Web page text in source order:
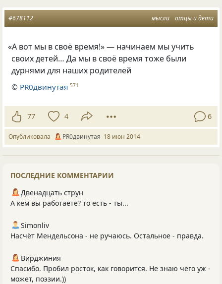
мысли отцы и дети
#678112
«А вот мы в своё время!» — начинаем мы учить
своих детей… Да мы в своё время тоже были
дурнями для наших родителей
© PR0двинутая 571
77 4 6
Опубликовала PR0двинутая 18 июн 2014
ПОСЛЕДНИЕ КОММЕНТАРИИ
Двенадцать струн
А кем вы работаете? то есть - ты...
Simonliv
Насчёт Мендельсона - не ручаюсь. Остальное - правда.
Вирджиния
Спасибо. Пробил росток, как говорится. Не знаю чего уж -
может, поэзии.))